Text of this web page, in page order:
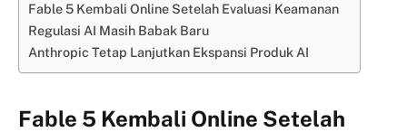
Fable 5 Kembali Online Setelah Evaluasi Keamanan
Regulasi AI Masih Babak Baru
Anthropic Tetap Lanjutkan Ekspansi Produk AI
Fable 5 Kembali Online Setelah